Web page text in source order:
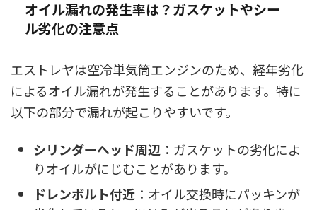
オイル漏れの発生率は？ガスケットやシー
ル劣化の注意点
エストレヤは空冷単気筒エンジンのため、経年劣化
によるオイル漏れが発生することがあります。特に
以下の部分で漏れが起こりやすいです。
シリンダーヘッド周辺 ：ガスケットの劣化によ
りオイルがにじむことがあります。
ドレンボルト付近 ：オイル交換時にパッキンが